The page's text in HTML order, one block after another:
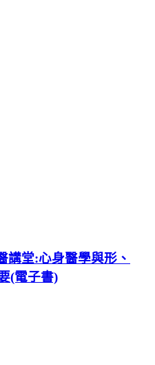
講堂:心身醫學與形、
(電子書)